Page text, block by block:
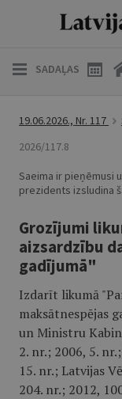
SADAĻAS
19.06.2026., Nr. 117
2026/117.8
Saeima ir pieņēmusi
prezidents izsludina
Grozījumi
aizsardzību
gadījumā"
Izdarīt likumā
maksātnespējas
un Ministru
2. nr.; 2006, 5.
15. nr.; Latvijas
204. nr.; 2012,